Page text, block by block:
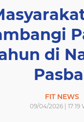
di
FIT NEWS
09/04/2026 | 17:19